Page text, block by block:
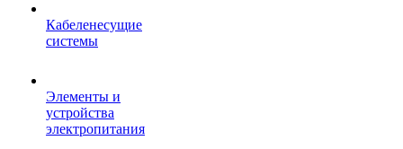
Кабеленесущие
системы
Элементы и
устройства
электропитания